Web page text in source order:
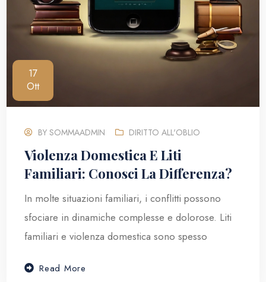
17
Ott
BYSOMMAADMIN DIRITTO ALL'OBLIO
Violenza Domestica E Liti
Familiari: Conosci La Differenza?
In molte situazioni familiari, i conflitti possono
sfociare in dinamiche complesse e dolorose. Liti
familiari e violenza domestica sono spesso
Read More